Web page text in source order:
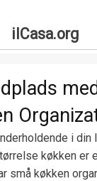
ilCasa.org
for:
i din
køkken er
små køkken